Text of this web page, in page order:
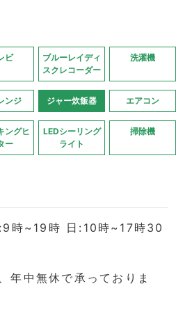
ビ
ブルーレイディ
スクレコーダー
洗濯機
ンジ ジャー炊飯器 エアコン
ングヒ
ー
LEDシーリング
ライト
掃除機
時~19時 日:10時~17時30
年中無休で承っておりま